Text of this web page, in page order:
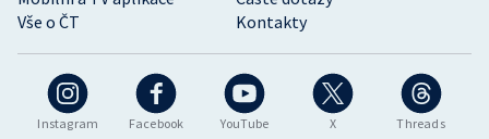
Instagram Facebook YouTube X Threads
Vše o ČT
Kontakty